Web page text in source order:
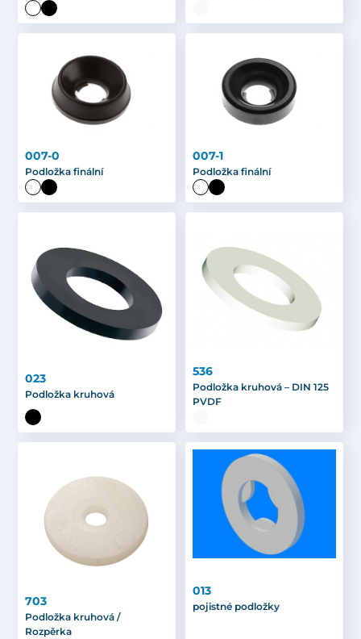
007-0
Podložka finální
007-1
Podložka finální
023
Podložka kruhová
536
Podložka kruhová – DIN 125
PVDF
703
Podložka kruhová /
Rozpěrka
013
pojistné podložky